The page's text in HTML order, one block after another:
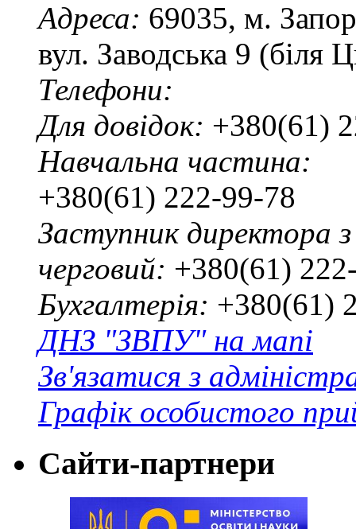
Адреса: 69035, м.
вул. Заводська 9 (біля
Телефони:
Для довідок: +380(61)
Навчальна частина:
+380(61) 222-99-78
Заступник директора
черговий: +380(61)
Бухгалтерія: +380(61)
ДНЗ "ЗВПУ" на мапі
Зв'язатися з
Графік особистого
Сайти-партнери